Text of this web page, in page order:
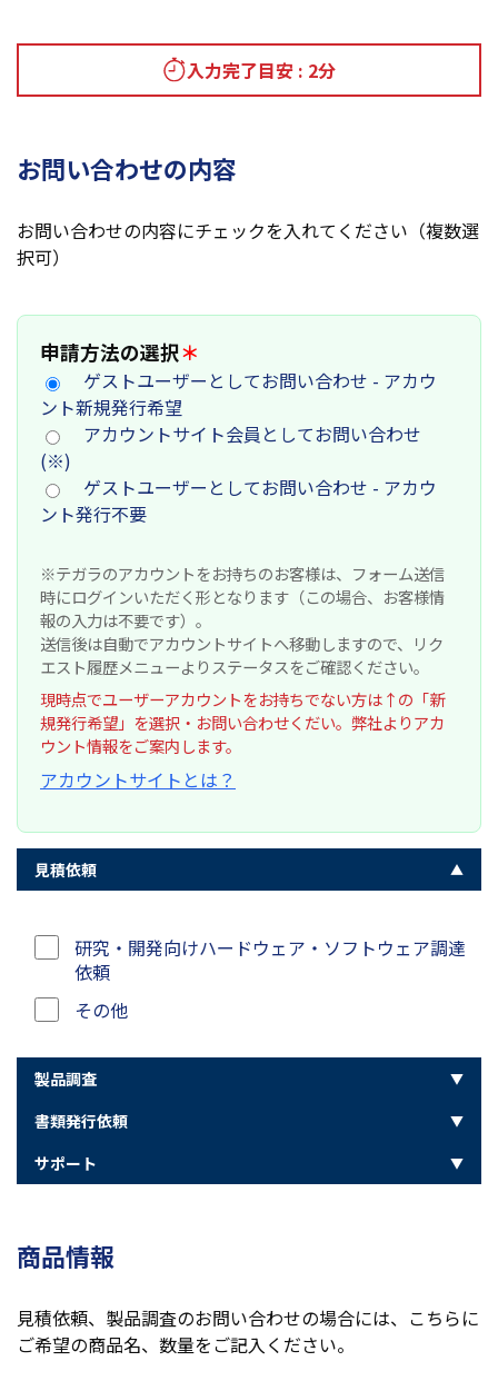
入力完了目安 : 2分
お問い合わせの内容
お問い合わせの内容にチェックを入れてください（複数選
択可）
申請方法の選択＊
ゲストユーザーとしてお問い合わせ - アカウ
ント新規発行希望
アカウントサイト会員としてお問い合わせ
(※)
ゲストユーザーとしてお問い合わせ - アカウ
ント発行不要
※テガラのアカウントをお持ちのお客様は、フォーム送信
時にログインいただく形となります（この場合、お客様情
報の入力は不要です）。
送信後は自動でアカウントサイトへ移動しますので、リク
エスト履歴メニューよりステータスをご確認ください。
現時点でユーザーアカウントをお持ちでない方は↑の「新
規発行希望」を選択・お問い合わせくだい。弊社よりアカ
ウント情報をご案内します。
アカウントサイトとは？
見積依頼
研究・開発向けハードウェア・ソフトウェア調達
依頼
その他
製品調査
書類発行依頼
サポート
商品情報
見積依頼、製品調査のお問い合わせの場合には、こちらに
ご希望の商品名、数量をご記入ください。